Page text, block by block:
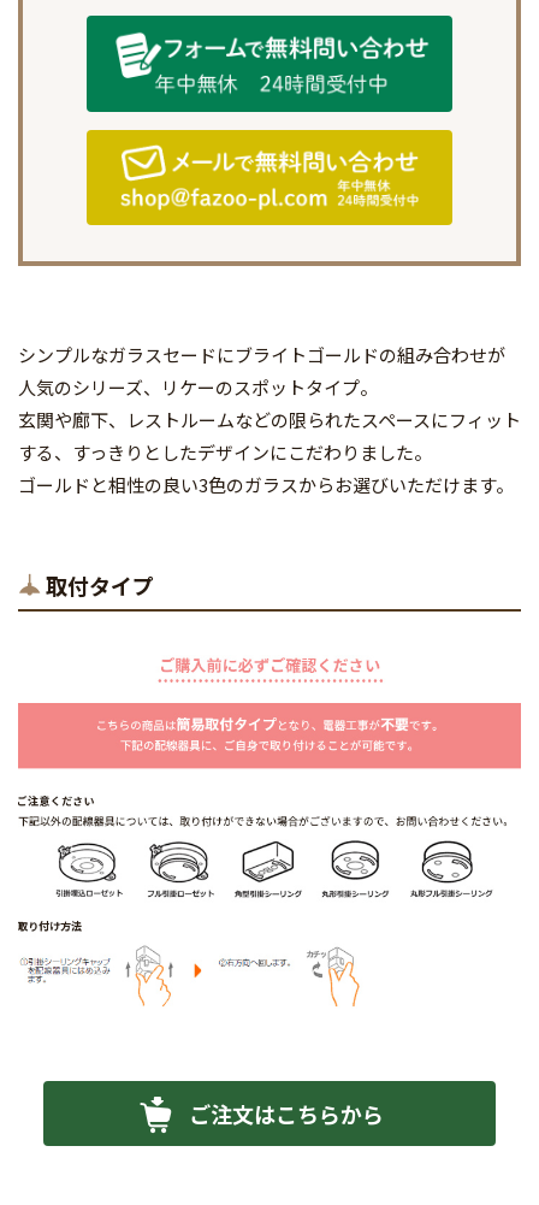
シンプルなガラスセードにブライトゴールドの組み合わせが
人気のシリーズ、リケーのスポットタイプ。
玄関や廊下、レストルームなどの限られたスペースにフィット
する、すっきりとしたデザインにこだわりました。
ゴールドと相性の良い3色のガラスからお選びいただけます。
取付タイプ
ご注文はこちらから